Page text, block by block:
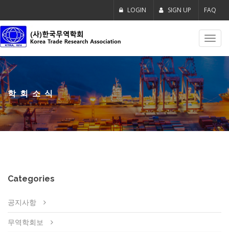
LOGIN SIGN UP FAQ
학회소식
Categories
공지사항
무역학회보